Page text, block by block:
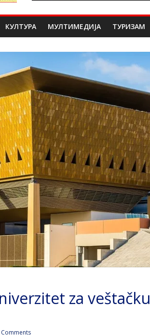
КУЛТУРА МУЛТИМЕДИЈА ТУРИЗАМ
za veštačku
Comments